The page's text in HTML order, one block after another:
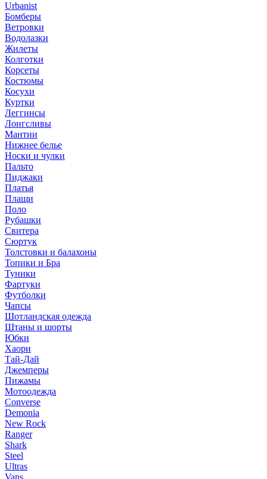
Urbanist
Бомберы
Ветровки
Водолазки
Жилеты
Колготки
Корсеты
Костюмы
Косухи
Куртки
Леггинсы
Лонгсливы
Мантии
Нижнее белье
Носки и чулки
Пальто
Пиджаки
Платья
Плащи
Поло
Рубашки
Свитера
Сюртук
Толстовки и балахоны
Топики и Бра
Туники
Фартуки
Футболки
Чапсы
Шотландская одежда
Штаны и шорты
Юбки
Хаори
Тай-Дай
Джемперы
Пижамы
Мотоодежда
Converse
Demonia
New Rock
Ranger
Shark
Steel
Ultras
Vans